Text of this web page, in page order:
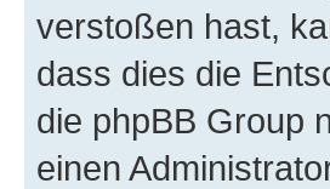
verstoßen hast,
dass dies die
die phpBB Group
einen